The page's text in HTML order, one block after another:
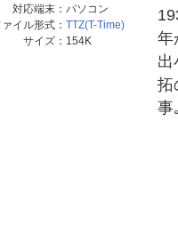
対応端末： パソコン
ァイル形式： TTZ(T-Time)
サイズ： 154K
年
出
拓
事